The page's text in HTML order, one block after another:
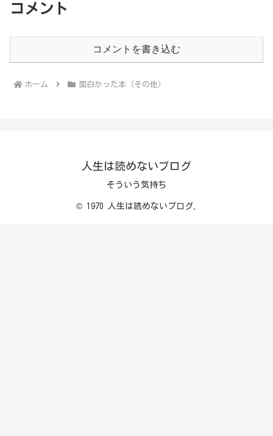
コメント
コメントを書き込む
ホーム 面白かった本（その他）
人生は読めないブログ
そういう気持ち
© 1970 人生は読めないブログ.